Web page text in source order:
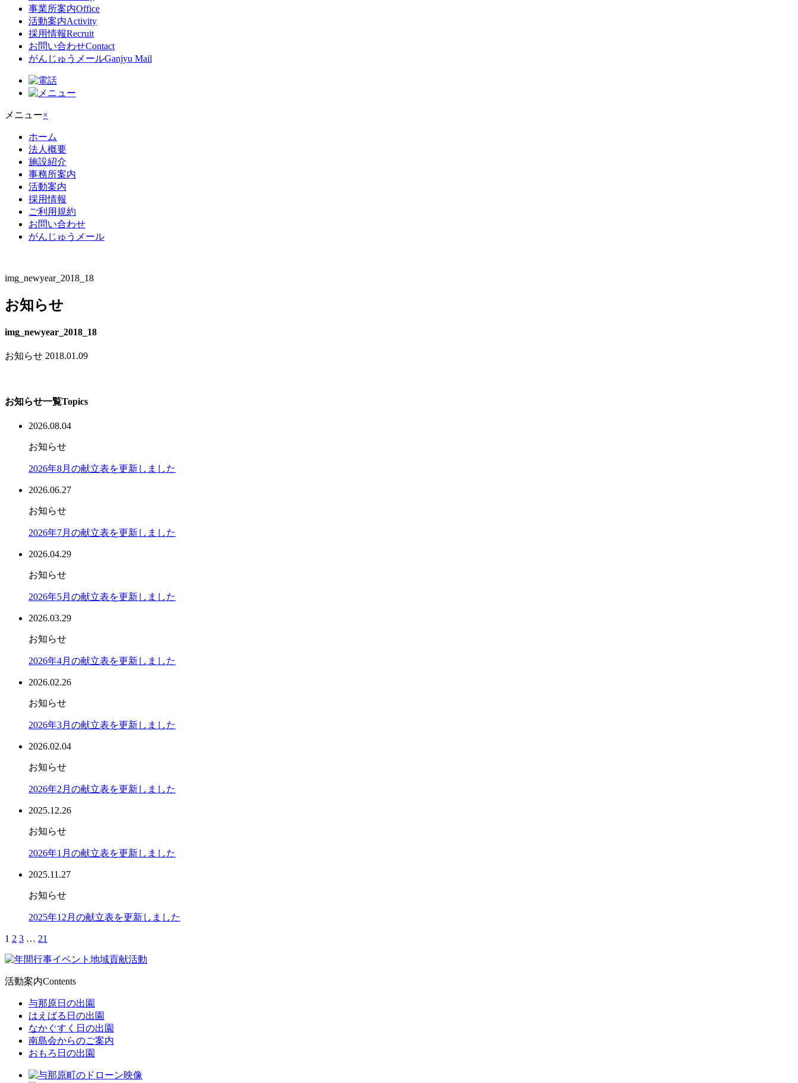
事業所案内Office
活動案内Activity
採用情報Recruit
お問い合わせContact
がんじゅうメールGanjyu Mail
メニュー×
ホーム
法人概要
施設紹介
事務所案内
活動案内
採用情報
ご利用規約
お問い合わせ
がんじゅうメール
img_newyear_2018_18
お知らせ
img_newyear_2018_18
お知らせ 2018.01.09
お知らせ一覧Topics
2026.08.04
お知らせ
2026年8月の献立表を更新しました
2026.06.27
お知らせ
2026年7月の献立表を更新しました
2026.04.29
お知らせ
2026年5月の献立表を更新しました
2026.03.29
お知らせ
2026年4月の献立表を更新しました
2026.02.26
お知らせ
2026年3月の献立表を更新しました
2026.02.04
お知らせ
2026年2月の献立表を更新しました
2025.12.26
お知らせ
2026年1月の献立表を更新しました
2025.11.27
お知らせ
2025年12月の献立表を更新しました
1 2 3 … 21
活動案内Contents
与那原日の出園
はえばる日の出園
なかぐすく日の出園
南島会からのご案内
おもろ日の出園